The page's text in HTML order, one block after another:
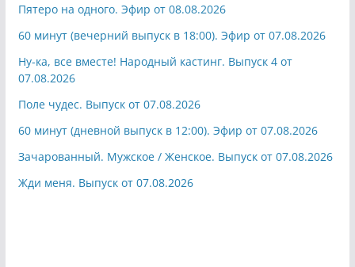
Пятеро на одного. Эфир от 08.08.2026
60 минут (вечерний выпуск в 18:00). Эфир от 07.08.2026
Ну-ка, все вместе! Народный кастинг. Выпуск 4 от
07.08.2026
Поле чудес. Выпуск от 07.08.2026
60 минут (дневной выпуск в 12:00). Эфир от 07.08.2026
Зачарованный. Мужское / Женское. Выпуск от 07.08.2026
Жди меня. Выпуск от 07.08.2026